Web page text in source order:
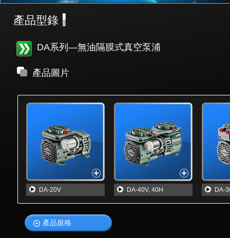
產品型錄
DA系列—無油隔膜式真空泵浦
產品圖片
DA-20V DA-40V, 40H DA-
產品規格